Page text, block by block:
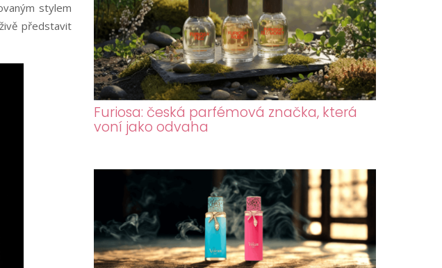
stylem
představit
Furiosa: česká parfémová značka, která
voní jako odvaha